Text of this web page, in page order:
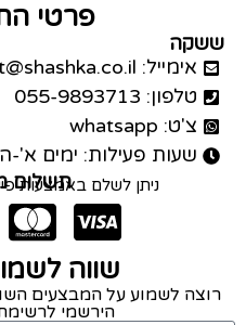
פרטי
ששקה
אימייל: contact@shashka.co.il
טלפון: 055-9893713
צ'ט: whatsapp
שעות פעילות: ימים א'-ה' 10:00-
תשלום
ניתן לשלם באמצעות
שווה
רוצה לשמוע על המבצעים
הירשמי